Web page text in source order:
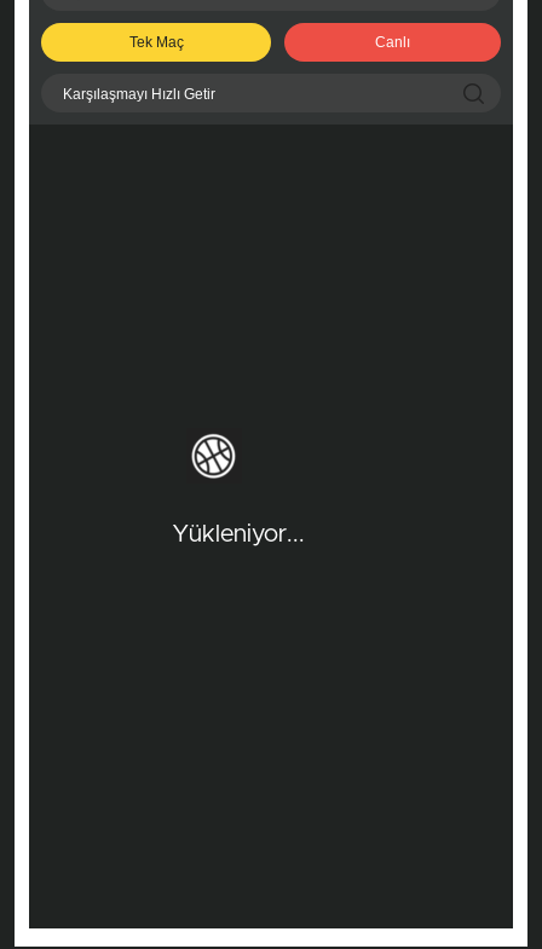
Tek Maç Canlı
Yükleniyor...